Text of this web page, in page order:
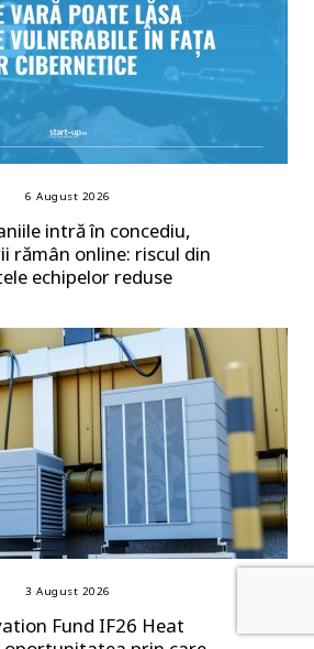
6 August 2026
intră în concediu,
rămân online: riscul din
echipelor reduse
3 August 2026
Fund IF26 Heat